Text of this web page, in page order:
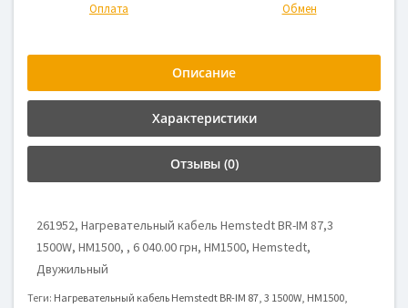
Оплата Обмен
Описание
Характеристики
Отзывы (0)
261952, Нагревательный кабель Hemstedt BR-IM 87,3
1500W, HM1500, , 6 040.00 грн, HM1500, Hemstedt,
Двужильный
Теги: Нагревательный кабель Hemstedt BR-IM 87, 3 1500W, HM1500,